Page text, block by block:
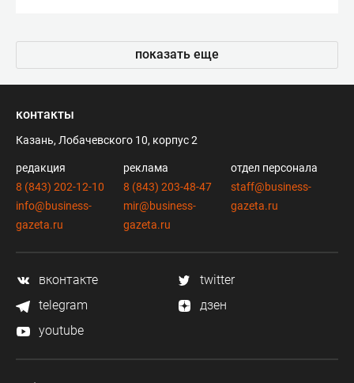
показать еще
контакты
Казань, Лобачевского 10, корпус 2
редакция
8 (843) 202-12-10
info@business-
gazeta.ru
реклама
8 (843) 203-48-47
mir@business-
gazeta.ru
отдел персонала
staff@business-
gazeta.ru
вконтакте
twitter
telegram
дзен
youtube